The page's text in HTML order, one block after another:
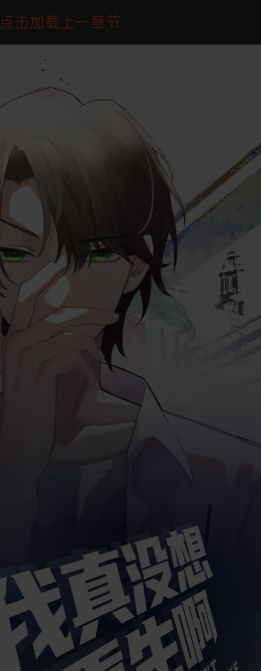
点击加载上一章节